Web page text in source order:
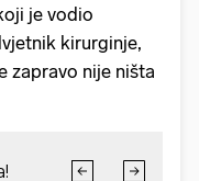
je vodio
kirurginje,
zapravo nije ništa